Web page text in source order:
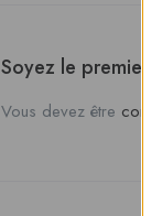
Soyez le premier
Vous devez être